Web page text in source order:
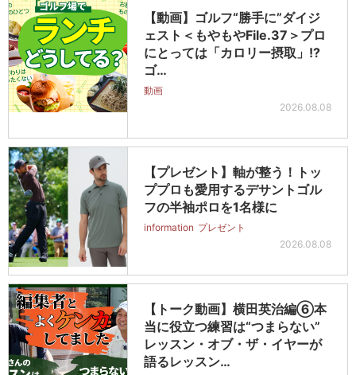
【動画】ゴルフ“勝手に”ダイジ
ェスト＜もやもやFile.37＞プロ
にとっては「カロリー摂取」!?
ゴ…
動画
2026.08.08
【プレゼント】軸が整う！トッ
ププロも愛用するデサントゴル
フの半袖ポロを1名様に
information プレゼント
2026.08.08
【トーク動画】横田英治編⑥本
当に役立つ練習は“つまらない”
レッスン・オブ・ザ・イヤーが
語るレッスン…